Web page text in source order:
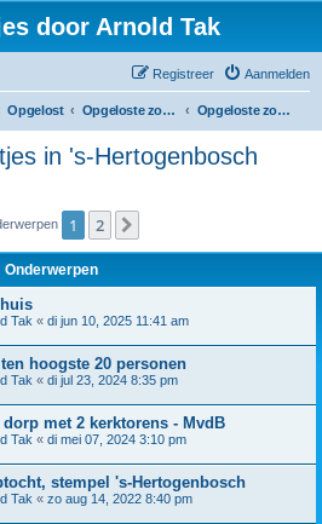
door Arnold Tak
Aanmelden
Registreer
Opgelost Opgeloste zoekplaatjes in Noord-Brabant Opgeloste zoekplaatjes in 's-Hertogenbosch
in 's-Hertogenbosch
1 2
Onderwerpen
Tak « di jun 10, 2025 11:41 am
hoogste 20 personen
Tak « di jul 23, 2024 8:35 pm
met 2 kerktorens - MvdB
Tak « di mei 07, 2024 3:10 pm
stempel 's-Hertogenbosch
Tak « zo aug 14, 2022 8:40 pm